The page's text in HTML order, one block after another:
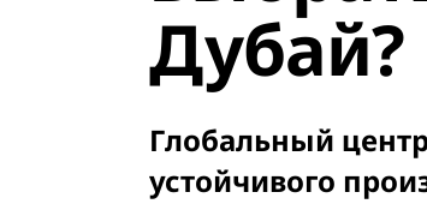
Дубай?
Глобальный
устойчивого